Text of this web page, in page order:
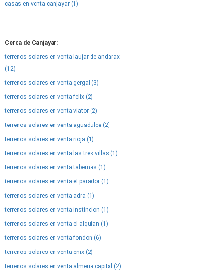
casas en venta canjayar (1)
Cerca de Canjayar:
terrenos solares en venta laujar de andarax
(12)
terrenos solares en venta gergal (3)
terrenos solares en venta felix (2)
terrenos solares en venta viator (2)
terrenos solares en venta aguadulce (2)
terrenos solares en venta rioja (1)
terrenos solares en venta las tres villas (1)
terrenos solares en venta tabernas (1)
terrenos solares en venta el parador (1)
terrenos solares en venta adra (1)
terrenos solares en venta instincion (1)
terrenos solares en venta el alquian (1)
terrenos solares en venta fondon (6)
terrenos solares en venta enix (2)
terrenos solares en venta almeria capital (2)